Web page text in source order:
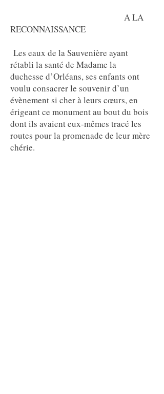
A LA
RECONNAISSANCE
Les eaux de la Sauvenière ayant
rétabli la santé de Madame la
duchesse d’Orléans, ses enfants ont
voulu consacrer le souvenir d’un
évènement si cher à leurs cœurs, en
érigeant ce monument au bout du bois
dont ils avaient eux-mêmes tracé les
routes pour la promenade de leur mère
chérie.